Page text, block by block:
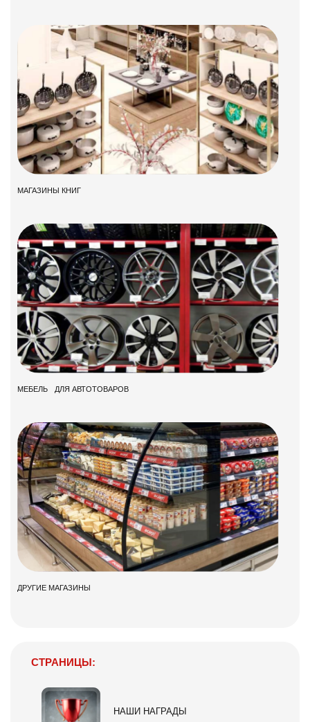
МАГАЗИНЫ КНИГ
МЕБЕЛЬ ДЛЯ АВТОТОВАРОВ
ДРУГИЕ МАГАЗИНЫ
СТРАНИЦЫ:
НАШИ НАГРАДЫ